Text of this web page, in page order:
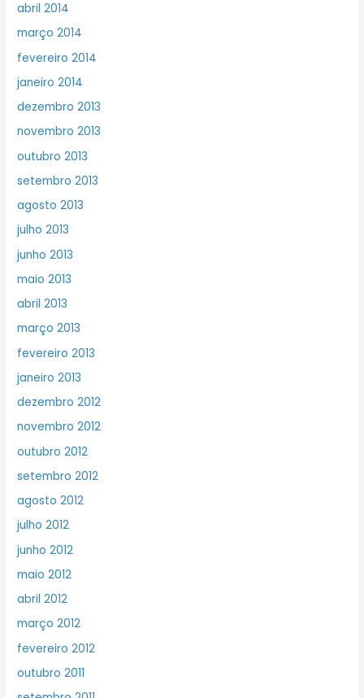
abril 2014
março 2014
fevereiro 2014
janeiro 2014
dezembro 2013
novembro 2013
outubro 2013
setembro 2013
agosto 2013
julho 2013
junho 2013
maio 2013
abril 2013
março 2013
fevereiro 2013
janeiro 2013
dezembro 2012
novembro 2012
outubro 2012
setembro 2012
agosto 2012
julho 2012
junho 2012
maio 2012
abril 2012
março 2012
fevereiro 2012
outubro 2011